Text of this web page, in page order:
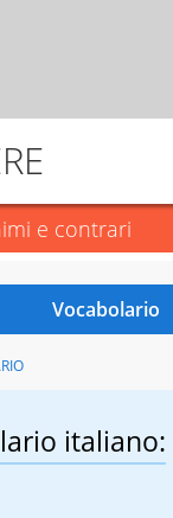
italiano: